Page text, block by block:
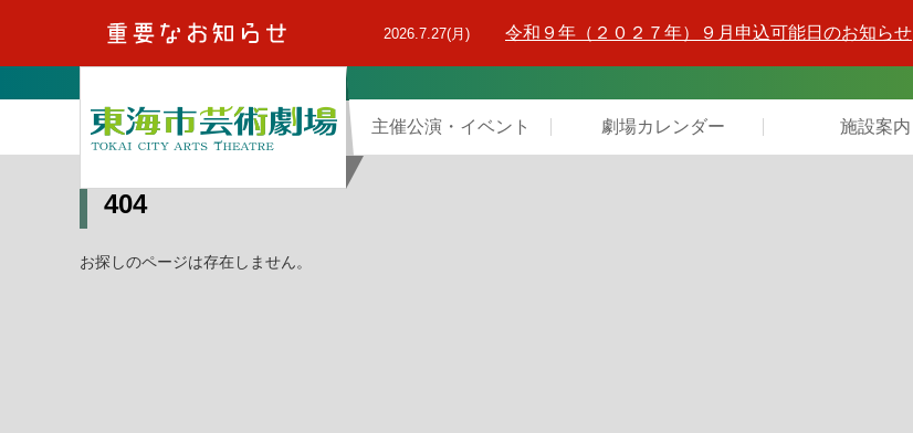
2026.7.27(月) 令和９年（２０２７年）９月申込可能日のお知らせ
主催公演・イベント 劇場カレンダー 施設案内
404
お探しのページは存在しません。